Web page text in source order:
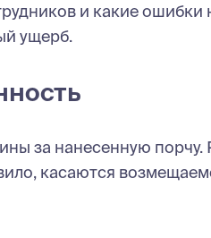
и какие ошибки
ущерб.
за нанесенную порчу.
касаются